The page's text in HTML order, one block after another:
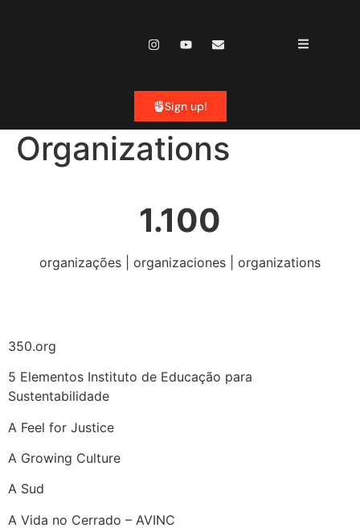
Sign up!
Organizations
1.100
organizações | organizaciones | organizations
350.org
5 Elementos Instituto de Educação para
Sustentabilidade
A Feel for Justice
A Growing Culture
A Sud
A Vida no Cerrado – AVINC